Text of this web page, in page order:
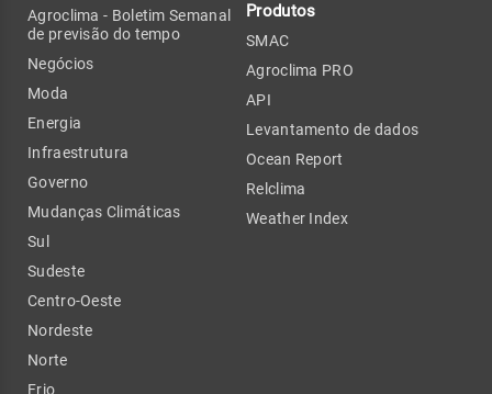
Agroclima - Boletim Semanal
de previsão do tempo
Negócios
Moda
Energia
Infraestrutura
Governo
Mudanças Climáticas
Sul
Sudeste
Centro-Oeste
Nordeste
Norte
Frio
Produtos
SMAC
Agroclima PRO
API
Levantamento de dados
Ocean Report
Relclima
Weather Index